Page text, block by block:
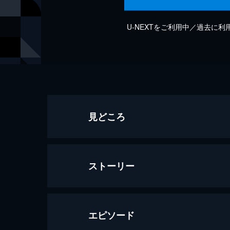
U-NEXTをご利用中／過去に利
見どころ
ストーリー
エピソード